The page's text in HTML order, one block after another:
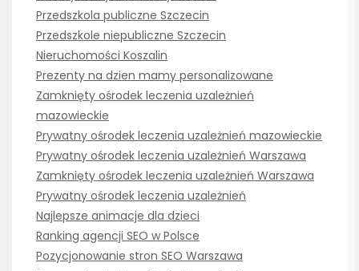
Przedszkola publiczne Szczecin
Przedszkole niepubliczne Szczecin
Nieruchomości Koszalin
Prezenty na dzien mamy personalizowane
Zamknięty ośrodek leczenia uzależnień
mazowieckie
Prywatny ośrodek leczenia uzależnień mazowieckie
Prywatny ośrodek leczenia uzależnień Warszawa
Zamknięty ośrodek leczenia uzależnień Warszawa
Prywatny ośrodek leczenia uzależnień
Najlepsze animacje dla dzieci
Ranking agencji SEO w Polsce
Pozycjonowanie stron SEO Warszawa